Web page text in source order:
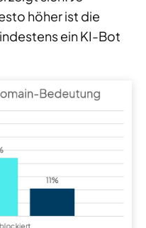
höher ist die
ein KI-Bot